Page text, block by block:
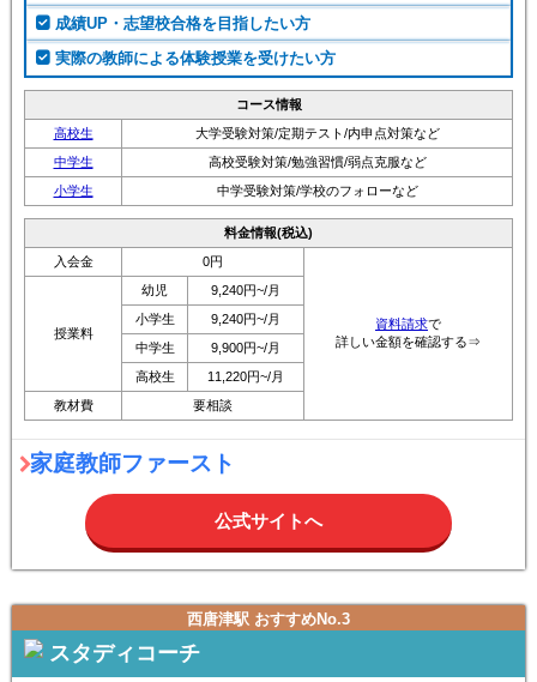
成績UP・志望校合格を目指したい方
実際の教師による体験授業を受けたい方
コース情報
高校生
大学受験対策/定期テスト/内申点対策など
中学生
高校受験対策/勉強習慣/弱点克服など
小学生
中学受験対策/学校のフォローなど
料金情報(税込)
入会金
0円
資料請求で
詳しい金額を確認する⇒
授業料
幼児
9,240円~/月
小学生
9,240円~/月
中学生
9,900円~/月
高校生
11,220円~/月
教材費
要相談
家庭教師ファースト
公式サイトへ
西唐津駅 おすすめNo.3
スタディコーチ